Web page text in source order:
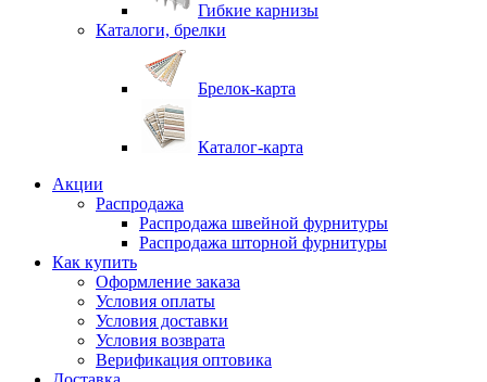
Гибкие карнизы
Каталоги, брелки
Брелок-карта
Каталог-карта
Акции
Распродажа
Распродажа швейной фурнитуры
Распродажа шторной фурнитуры
Как купить
Оформление заказа
Условия оплаты
Условия доставки
Условия возврата
Верификация оптовика